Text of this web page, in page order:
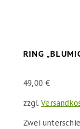
RING
49,00€
zzgl.
Zwei